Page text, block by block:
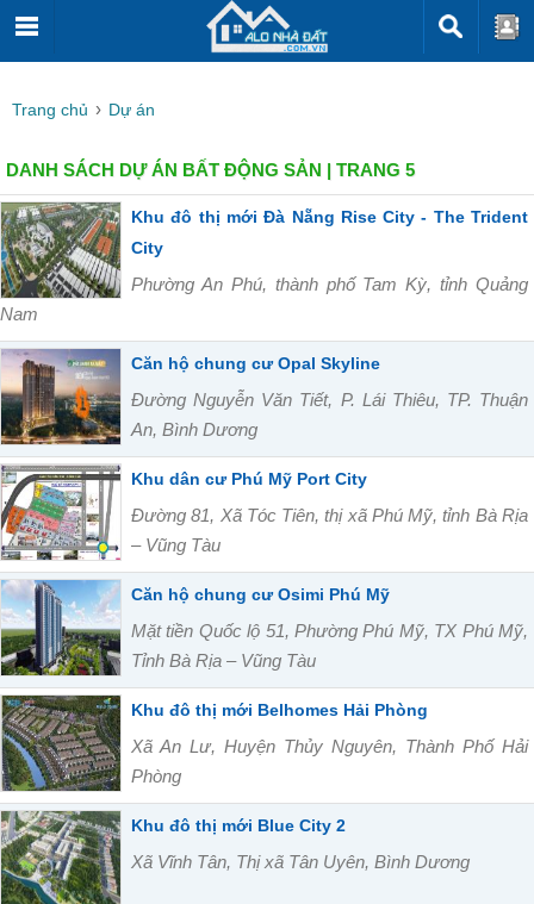
Trang chủ Dự án
DANH SÁCH DỰ ÁN BẤT ĐỘNG SẢN | TRANG 5
Khu đô thị mới Đà Nẵng Rise City - The Trident
City
Phường An Phú, thành phố Tam Kỳ, tỉnh Quảng
Nam
Căn hộ chung cư Opal Skyline
Đường Nguyễn Văn Tiết, P. Lái Thiêu, TP. Thuận
An, Bình Dương
Khu dân cư Phú Mỹ Port City
Đường 81, Xã Tóc Tiên, thị xã Phú Mỹ, tỉnh Bà Rịa
– Vũng Tàu
Căn hộ chung cư Osimi Phú Mỹ
Mặt tiền Quốc lộ 51, Phường Phú Mỹ, TX Phú Mỹ,
Tỉnh Bà Rịa – Vũng Tàu
Khu đô thị mới Belhomes Hải Phòng
Xã An Lư, Huyện Thủy Nguyên, Thành Phố Hải
Phòng
Khu đô thị mới Blue City 2
Xã Vĩnh Tân, Thị xã Tân Uyên, Bình Dương